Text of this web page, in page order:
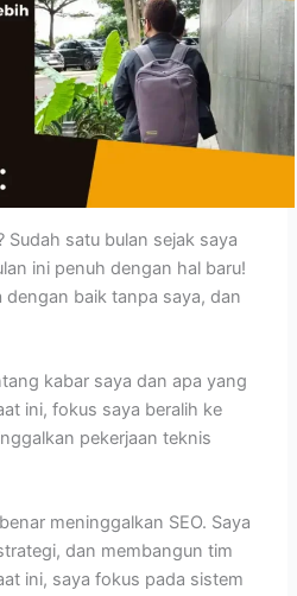
Sudah satu bulan sejak saya
ini penuh dengan hal baru!
dengan baik tanpa saya, dan
kabar saya dan apa yang
ini, fokus saya beralih ke
pekerjaan teknis
meninggalkan SEO. Saya
dan membangun tim
ini, saya fokus pada sistem